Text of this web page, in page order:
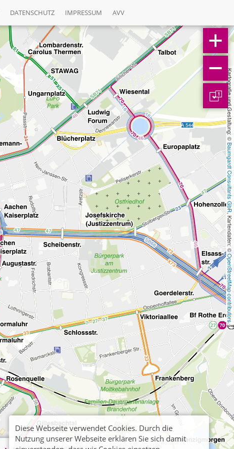
DATENSCHUTZ IMPRESSUM AVV
Kartografie und Gestaltung: ©
Baumgardt Consultants GbR
, Kartendaten: ©
OpenStreetMap contributors
1
Diese Webseite verwendet Cookies. Durch die
Nutzung unserer Webseite erklären Sie sich damit